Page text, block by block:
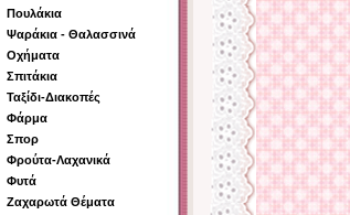
Πουλάκια
Ψαράκια - Θαλασσινά
Οχήματα
Σπιτάκια
Ταξίδι-Διακοπές
Φάρμα
Σπορ
Φρούτα-Λαχανικά
Φυτά
Ζαχαρωτά Θέματα